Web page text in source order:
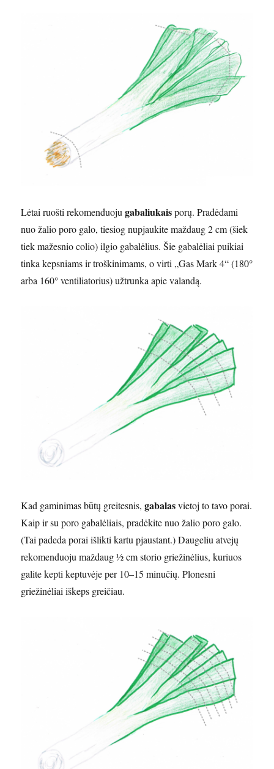
Lėtai ruošti rekomenduojugabaliukaisporų. Pradėdami
nuo žalio poro galo, tiesiog nupjaukite maždaug 2 cm (šiek
tiek mažesnio colio) ilgio gabalėlius. Šie gabalėliai puikiai
tinka kepsniams ir troškinimams, o virti „Gas Mark 4“ (180°
arba 160° ventiliatorius) užtrunka apie valandą.
Kad gaminimas būtų greitesnis,gabalasvietoj to tavo porai.
Kaip ir su poro gabalėliais, pradėkite nuo žalio poro galo.
(Tai padeda porai išlikti kartu pjaustant.) Daugeliu atvejų
rekomenduoju maždaug ½ cm storio griežinėlius, kuriuos
galite kepti keptuvėje per 10–15 minučių. Plonesni
griežinėliai iškeps greičiau.